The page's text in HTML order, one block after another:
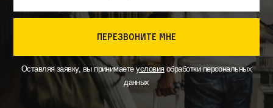
перезвоните мне
Оставляя заявку, вы принимаетеусловияобработки персональных
данных